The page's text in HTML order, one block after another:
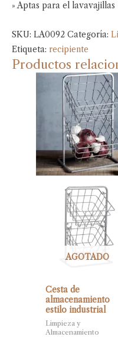
» Aptas para el lavavajillas
SKU: LA0092 Categoría:
Etiqueta: recipiente
Productos
AGOTADO
Cesta de
almacenamiento
estilo industrial
Limpieza y
Almacenamiento